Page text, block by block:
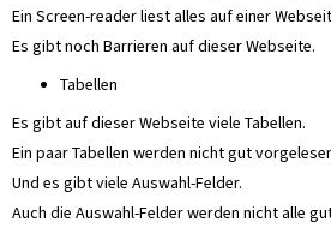
Ein Screen-reader liest alles auf einer
Es gibt noch Barrieren auf dieser Webseite.
Tabellen
Es gibt auf dieser Webseite viele Tabellen.
Ein paar Tabellen werden nicht gut
Und es gibt viele Auswahl-Felder.
Auch die Auswahl-Felder werden nicht alle